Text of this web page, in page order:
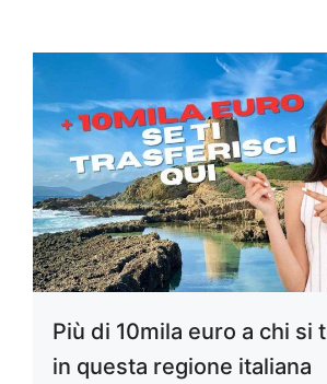
Più di 10mila euro a chi si
in questa regione italiana